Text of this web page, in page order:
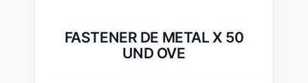
FASTENER DE METAL X 50
UND OVE